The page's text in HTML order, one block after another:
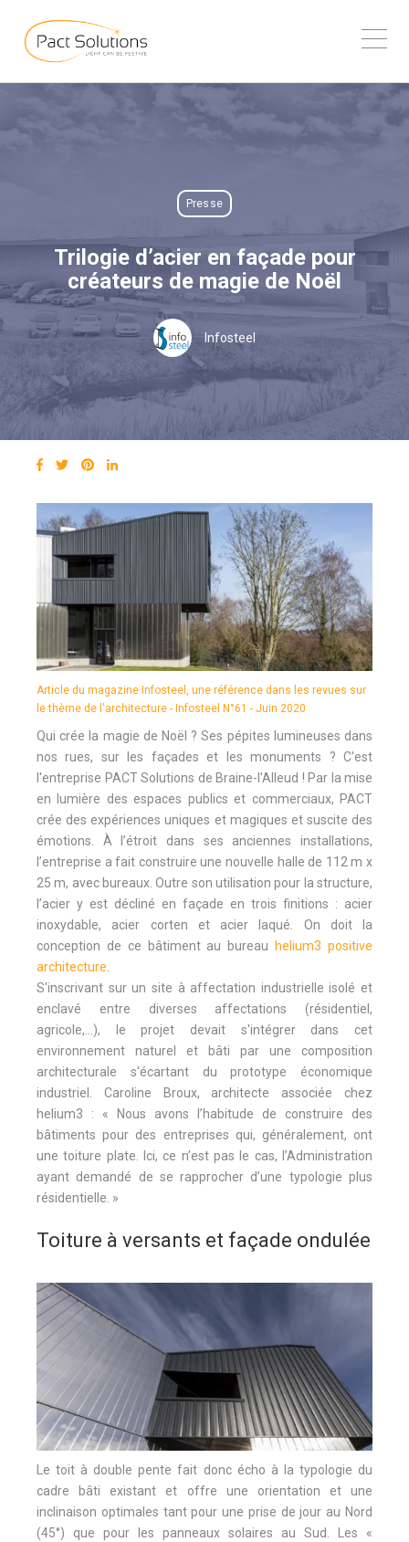
Presse
Trilogie d’acier en façade pour
créateurs de magie de Noël
Infosteel
Article du magazine Infosteel, une référence dans les revues sur
le thème de l'architecture - Infosteel N°61 - Juin 2020
Qui crée la magie de Noël ? Ses pépites lumineuses dans
nos rues, sur les façades et les monuments ? C'est
l'entreprise PACT Solutions de Braine-l'Alleud ! Par la mise
en lumière des espaces publics et commerciaux, PACT
crée des expériences uniques et magiques et suscite des
émotions. À l’étroit dans ses anciennes installations,
l’entreprise a fait construire une nouvelle halle de 112 m x
25 m, avec bureaux. Outre son utilisation pour la structure,
l’acier y est décliné en façade en trois finitions : acier
inoxydable, acier corten et acier laqué. On doit la
conception de ce bâtiment au bureau helium3 positive
architecture
S'inscrivant sur un site à affectation industrielle isolé et
enclavé entre diverses affectations (résidentiel,
agricole,...), le projet devait s'intégrer dans cet
environnement naturel et bâti par une composition
architecturale s'écartant du prototype économique
industriel. Caroline Broux, architecte associée chez
helium3 : « Nous avons l’habitude de construire des
bâtiments pour des entreprises qui, généralement, ont
une toiture plate. Ici, ce n’est pas le cas, l’Administration
ayant demandé de se rapprocher d’une typologie plus
résidentielle. »
Toiture à versants et façade ondulée
Le toit à double pente fait donc écho à la typologie du
cadre bâti existant et offre une orientation et une
inclinaison optimales tant pour une prise de jour au Nord
(45°) que pour les panneaux solaires au Sud. Les «